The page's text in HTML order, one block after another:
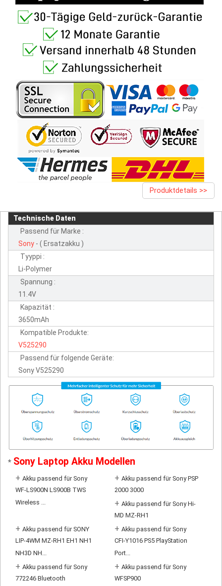
Produktdetails >>
Technische Daten
Passend für Marke :
Sony - ( Ersatzakku )
Tyyppi :
Li-Polymer
Spannung :
11.4V
Kapazität :
3650mAh
Kompatible Produkte:
V525290
Passend für folgende Geräte:
Sony V525290
* Sony Laptop Akku Modellen
+ Akku passend für Sony
WF-LS900N LS900B TWS
Wireless ...
+ Akku passend für Sony PSP
2000 3000
+ Akku passend für Sony Hi-
MD MZ-RH1
+ Akku passend für SONY
LIP-4WM MZ-RH1 EH1 NH1
NH3D NH...
+ Akku passend für Sony
CFI-Y1016 PS5 PlayStation
Port...
+ Akku passend für Sony
772246 Bluetooth
+ Akku passend für Sony
WFSP900